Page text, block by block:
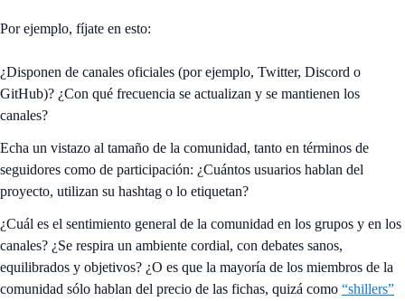
Por ejemplo, fíjate en esto:
¿Disponen de canales oficiales (por ejemplo, Twitter, Discord o
GitHub)? ¿Con qué frecuencia se actualizan y se mantienen los
canales?
Echa un vistazo al tamaño de la comunidad, tanto en términos de
seguidores como de participación: ¿Cuántos usuarios hablan del
proyecto, utilizan su hashtag o lo etiquetan?
¿Cuál es el sentimiento general de la comunidad en los grupos y en los
canales? ¿Se respira un ambiente cordial, con debates sanos,
equilibrados y objetivos? ¿O es que la mayoría de los miembros de la
comunidad sólo hablan del precio de las fichas, quizá como “shillers”